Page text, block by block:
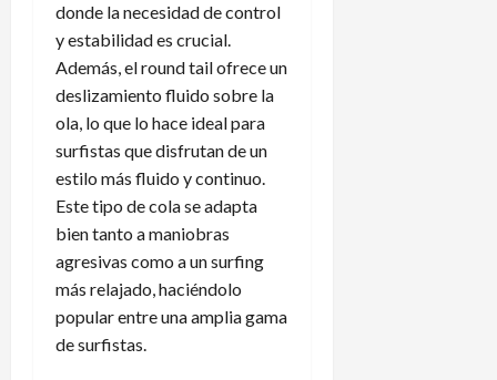
donde la necesidad de control
y estabilidad es crucial.
Además, el round tail ofrece un
deslizamiento fluido sobre la
ola, lo que lo hace ideal para
surfistas que disfrutan de un
estilo más fluido y continuo.
Este tipo de cola se adapta
bien tanto a maniobras
agresivas como a un surfing
más relajado, haciéndolo
popular entre una amplia gama
de surfistas.